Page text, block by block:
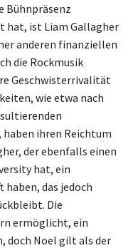
Bühnpräsenz
hat, ist Liam Gallagher
anderen finanziellen
die Rockmusik
Geschwisterrivalität
wie etwa nach
ihren Reichtum
der ebenfalls einen
hat, ein
das jedoch
Die
ermöglicht, ein
doch Noel gilt als der